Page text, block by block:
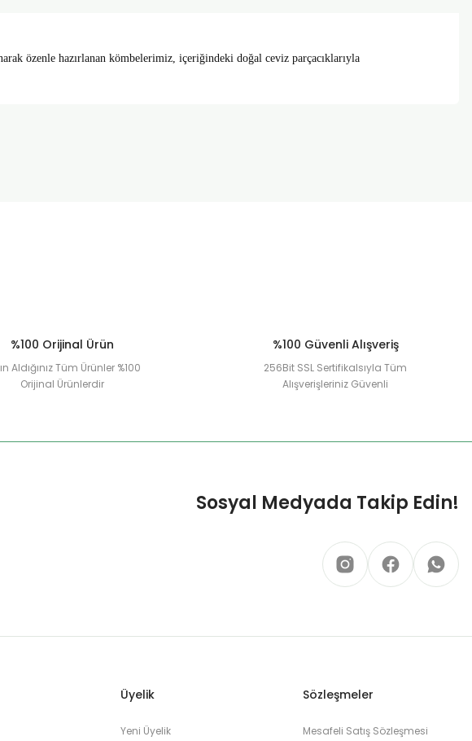
özenle hazırlanan kömbelerimiz, içeriğindeki doğal ceviz parçacıklarıyla
%100 Orijinal Ürün
Aldığınız Tüm Ürünler %100
Orijinal Ürünlerdir
%100 Güvenli Alışveriş
256Bit SSL Sertifikalsıyla Tüm
Alışverişleriniz Güvenli
Sosyal Medyada Takip Edin!
Üyelik
Yeni Üyelik
Sözleşmeler
Mesafeli Satış Sözleşmesi